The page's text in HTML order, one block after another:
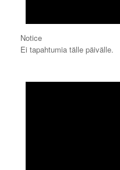
Notice
Ei tapahtumia tälle päivälle.